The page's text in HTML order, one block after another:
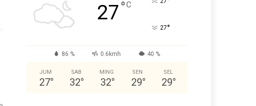
27°C
27°
86 % 0.6kmh 40 %
JUM
27°
SAB
32°
MING
32°
SEN
29°
SEL
29°